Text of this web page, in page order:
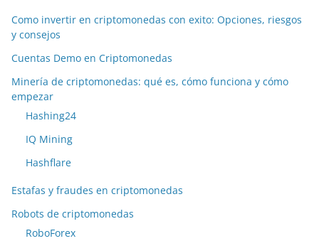
Como invertir en criptomonedas con exito: Opciones, riesgos
y consejos
Cuentas Demo en Criptomonedas
Minería de criptomonedas: qué es, cómo funciona y cómo
empezar
Hashing24
IQ Mining
Hashflare
Estafas y fraudes en criptomonedas
Robots de criptomonedas
RoboForex